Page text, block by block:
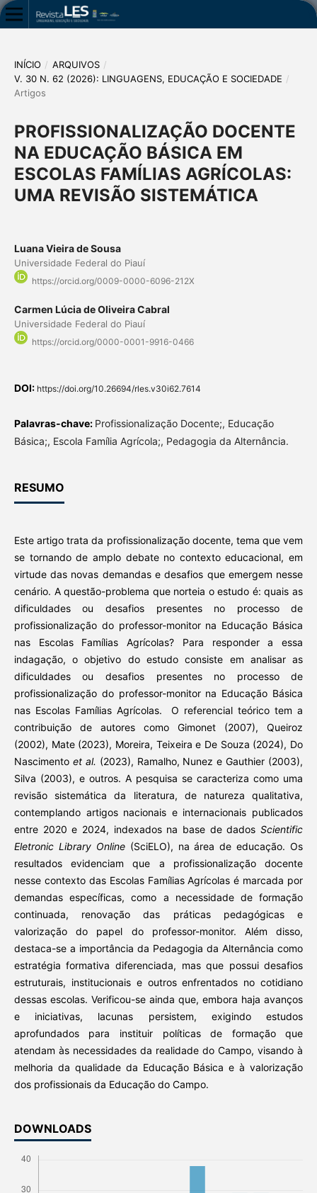
INÍCIO / ARQUIVOS /
V. 30 N. 62 (2026): LINGUAGENS, EDUCAÇÃO E SOCIEDADE /
Artigos
PROFISSIONALIZAÇÃO DOCENTE
NA EDUCAÇÃO BÁSICA EM
ESCOLAS FAMÍLIAS AGRÍCOLAS:
UMA REVISÃO SISTEMÁTICA
Luana Vieira de Sousa
Universidade Federal do Piauí
https://orcid.org/0009-0000-6096-212X
Carmen Lúcia de Oliveira Cabral
Universidade Federal do Piauí
https://orcid.org/0000-0001-9916-0466
DOI: https://doi.org/10.26694/rles.v30i62.7614
Palavras-chave: Profissionalização Docente;, Educação
Básica;, Escola Família Agrícola;, Pedagogia da Alternância.
RESUMO
Este artigo trata da profissionalização docente, tema que vem
se tornando de amplo debate no contexto educacional, em
virtude das novas demandas e desafios que emergem nesse
cenário. A questão-problema que norteia o estudo é: quais as
dificuldades ou desafios presentes no processo de
profissionalização do professor-monitor na Educação Básica
nas Escolas Famílias Agrícolas? Para responder a essa
indagação, o objetivo do estudo consiste em analisar as
dificuldades ou desafios presentes no processo de
profissionalização do professor-monitor na Educação Básica
nas Escolas Famílias Agrícolas. O referencial teórico tem a
contribuição de autores como Gimonet (2007), Queiroz
(2002), Mate (2023), Moreira, Teixeira e De Souza (2024), Do
Nascimento et al. (2023), Ramalho, Nunez e Gauthier (2003),
Silva (2003), e outros. A pesquisa se caracteriza como uma
revisão sistemática da literatura, de natureza qualitativa,
contemplando artigos nacionais e internacionais publicados
entre 2020 e 2024, indexados na base de dadosScientific
Eletronic Library Online(SciELO), na área de educação. Os
resultados evidenciam que a profissionalização docente
nesse contexto das Escolas Famílias Agrícolas é marcada por
demandas específicas, como a necessidade de formação
continuada, renovação das práticas pedagógicas e
valorização do papel do professor-monitor. Além disso,
destaca-se a importância da Pedagogia da Alternância como
estratégia formativa diferenciada, mas que possui desafios
estruturais, institucionais e outros enfrentados no cotidiano
dessas escolas. Verificou-se ainda que, embora haja avanços
e iniciativas, lacunas persistem, exigindo estudos
aprofundados para instituir políticas de formação que
atendam às necessidades da realidade do Campo, visando à
melhoria da qualidade da Educação Básica e à valorização
dos profissionais da Educação do Campo.
DOWNLOADS